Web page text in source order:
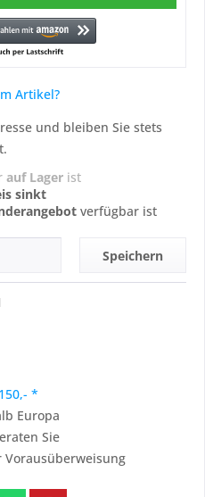
Artikel?
und bleiben Sie stets
auf Lager ist
sinkt
verfügbar ist
Speichern
*
Europa
Sie
Vorausüberweisung